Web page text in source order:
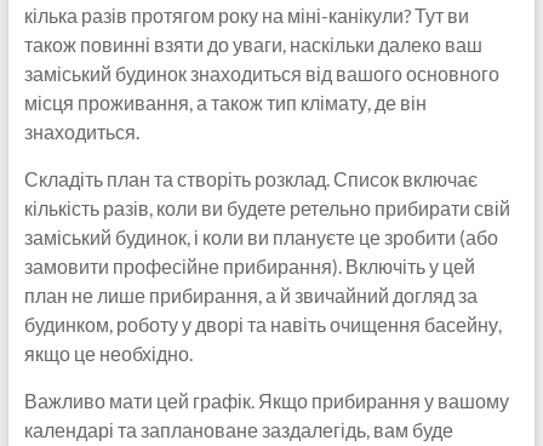
кілька разів протягом року на міні-канікули? Тут ви
також повинні взяти до уваги, наскільки далеко ваш
заміський будинок знаходиться від вашого основного
місця проживання, а також тип клімату, де він
знаходиться.
Складіть план та створіть розклад. Список включає
кількість разів, коли ви будете ретельно прибирати свій
заміський будинок, і коли ви плануєте це зробити (або
замовити професійне прибирання). Включіть у цей
план не лише прибирання, а й звичайний догляд за
будинком, роботу у дворі та навіть очищення басейну,
якщо це необхідно.
Важливо мати цей графік. Якщо прибирання у вашому
календарі та заплановане заздалегідь, вам буде